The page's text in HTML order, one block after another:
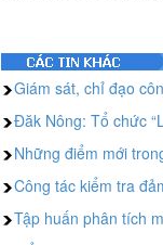
Giám sát, chỉ đạo
Đăk Nông: Tổ chức
Những điểm mới
Công tác kiểm tra
Tập huấn phân tích